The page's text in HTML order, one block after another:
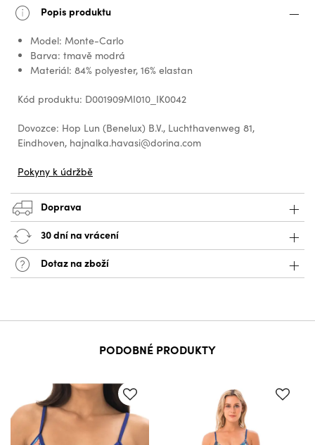
Popis produktu
Model: Monte-Carlo
Barva: tmavě modrá
Materiál: 84% polyester, 16% elastan
Kód produktu: D001909MI010_IK0042
Dovozce: Hop Lun (Benelux) B.V., Luchthavenweg 81,
Eindhoven, hajnalka.havasi@dorina.com
Pokyny k údržbě
Doprava
30 dní na vrácení
Dotaz na zboží
PODOBNÉ PRODUKTY